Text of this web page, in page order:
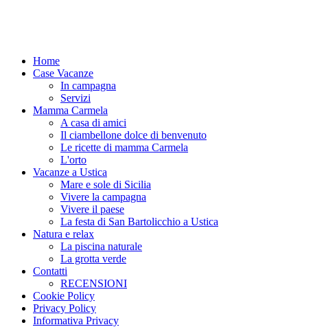
Home
Case Vacanze
In campagna
Servizi
Mamma Carmela
A casa di amici
Il ciambellone dolce di benvenuto
Le ricette di mamma Carmela
L'orto
Vacanze a Ustica
Mare e sole di Sicilia
Vivere la campagna
Vivere il paese
La festa di San Bartolicchio a Ustica
Natura e relax
La piscina naturale
La grotta verde
Contatti
RECENSIONI
Cookie Policy
Privacy Policy
Informativa Privacy